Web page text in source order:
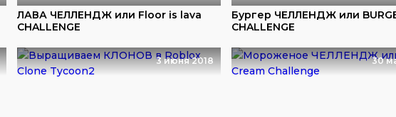
ЛАВА ЧЕЛЛЕНДЖ или Floor is lava
CHALLENGE
Бургер ЧЕЛЛЕНДЖ или
CHALLENGE
3 июня 2018 30